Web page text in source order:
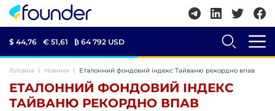
$ 44,76 € 51,61 ₿ 64 792 USD
Головна Новини Еталонний фондовий індекс Тайваню рекордно впав
ЕТАЛОННИЙ ФОНДОВИЙ ІНДЕКС
ТАЙВАНЮ РЕКОРДНО ВПАВ